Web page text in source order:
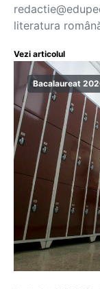
literatura
Vezi articolul
Bacalaureat